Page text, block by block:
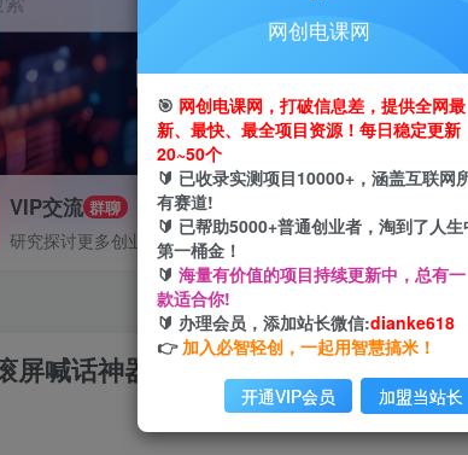
引流 抖音 小红书 直播 剪辑 电
VIP交流 群聊
研究探讨更多创业项目路子。 搭建同
屏喊话神器，支持抖音快手视频号【脚
网创电课网
🎯 网创电课网，打破信息差，提供全网最
新、最快、最全项目资源！每日稳定更新
20~50个
🔰 已收录实测项目10000+，涵盖互联网
有赛道!
🔰 已帮助5000+普通创业者，淘到了人生
第一桶金！
🔰 海量有价值的项目持续更新中，总有一
款适合你!
🔰 办理会员，添加站长微信:dianke618
👉 加入必智轻创，一起用智慧搞米！
开通VIP会员 加盟当站长